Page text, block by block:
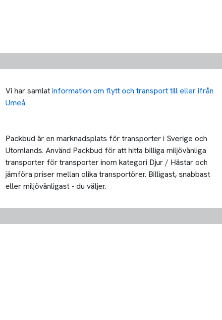
Vi har samlatinformation om flytt och transport till eller ifrån
Umeå
Packbud är en marknadsplats för transporter i Sverige och
Utomlands. Använd Packbud för att hitta billiga miljövänliga
transporter för transporter inom kategori Djur / Hästar och
jämföra priser mellan olika transportörer. Billigast, snabbast
eller miljövänligast - du väljer.